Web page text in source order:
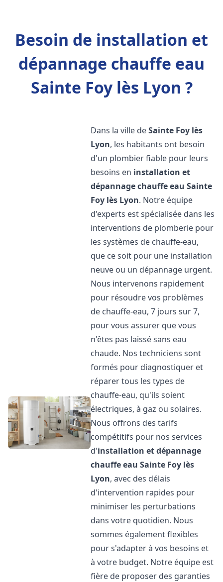
Besoin de installation et
dépannage chauffe eau
Sainte Foy lès Lyon ?
Dans la ville deSainte Foy lès
Lyon, les habitants ont besoin
d'un plombier fiable pour leurs
besoins en installation et
dépannage chauffe eau Sainte
Foy lès Lyon. Notre équipe
d'experts est spécialisée dans les
interventions de plomberie pour
les systèmes de chauffe-eau,
que ce soit pour une installation
neuve ou un dépannage urgent.
Nous intervenons rapidement
pour résoudre vos problèmes
de chauffe-eau, 7 jours sur 7,
pour vous assurer que vous
n'êtes pas laissé sans eau
chaude. Nos techniciens sont
formés pour diagnostiquer et
réparer tous les types de
chauffe-eau, qu'ils soient
électriques, à gaz ou solaires.
Nous offrons des tarifs
compétitifs pour nos services
d'installation et dépannage
chauffe eau Sainte Foy lès
Lyon, avec des délais
d'intervention rapides pour
minimiser les perturbations
dans votre quotidien. Nous
sommes également flexibles
pour s'adapter à vos besoins et
à votre budget. Notre équipe est
fière de proposer des garanties